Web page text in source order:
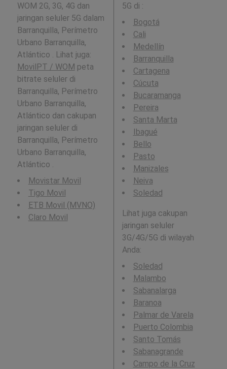
WOM 2G, 3G, 4G dan
jaringan seluler 5G dalam
Barranquilla, Perímetro
Urbano Barranquilla,
Atlántico . Lihat juga:
MovilPT / WOM peta
bitrate seluler di
Barranquilla, Perímetro
Urbano Barranquilla,
Atlántico dan cakupan
jaringan seluler di
Barranquilla, Perímetro
Urbano Barranquilla,
Atlántico .
Movistar Movil
Tigo Movil
ETB Movil (MVNO)
Claro Movil
5G di :
Bogotá
Cali
Medellín
Barranquilla
Cartagena
Cúcuta
Bucaramanga
Pereira
Santa Marta
Ibagué
Bello
Pasto
Manizales
Neiva
Soledad
Lihat juga cakupan
jaringan seluler
3G/4G/5G di wilayah
Anda:
Soledad
Malambo
Sabanalarga
Baranoa
Palmar de Varela
Puerto Colombia
Santo Tomás
Sabanagrande
Campo de la Cruz